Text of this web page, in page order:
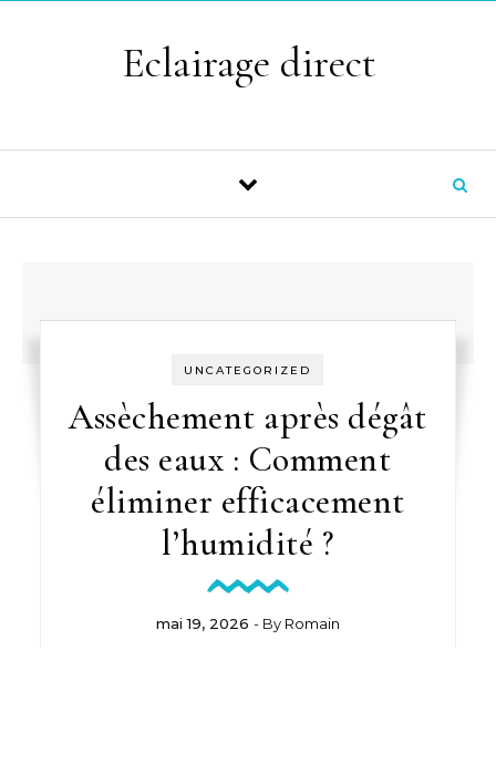
Eclairage direct
UNCATEGORIZED
Assèchement après dégât
des eaux : Comment
éliminer efficacement
l’humidité ?
mai 19, 2026 - By Romain